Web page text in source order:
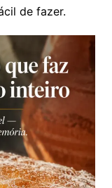
de fazer.